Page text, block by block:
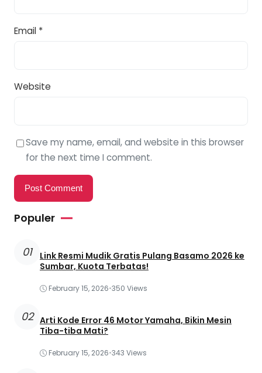
Email *
Website
Save my name, email, and website in this browser
for the next time I comment.
Populer
01
Link Resmi Mudik Gratis Pulang Basamo 2026 ke
Sumbar, Kuota Terbatas!
February 15, 2026•350 Views
02 Arti Kode Error 46 Motor Yamaha, Bikin Mesin
Tiba-tiba Mati?
February 15, 2026•343 Views